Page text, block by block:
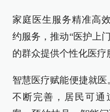
家庭医生服务精准高
约服务，推动“医护上
的群众提供个性化医疗
智慧医疗赋能便捷就医
不断完善，居民可通